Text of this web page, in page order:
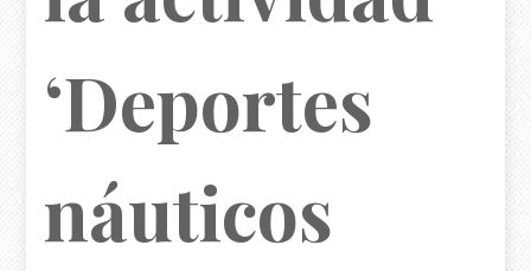
‘Deportes
náuticos